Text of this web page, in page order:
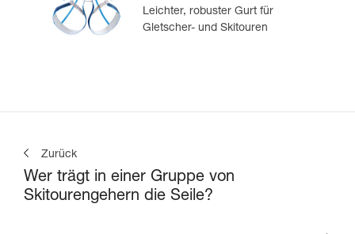
Leichter, robuster Gurt für
Gletscher- und Skitouren
Zurück
Wer trägt in einer Gruppe von
Skitourengehern die Seile?